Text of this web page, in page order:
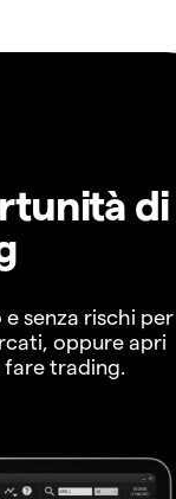
di
senza rischi per
oppure apri
fare trading.